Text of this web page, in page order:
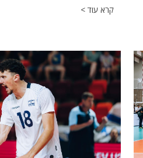
קרא עוד >